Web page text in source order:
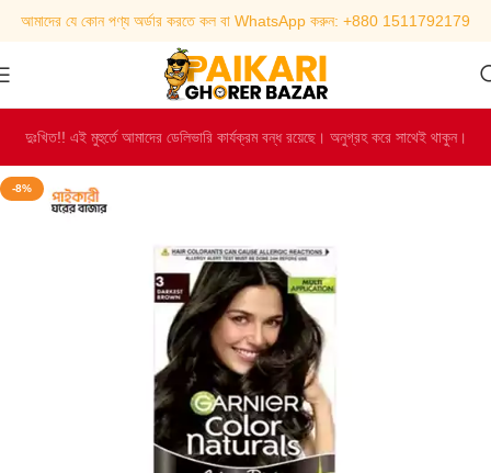
আমাদের যে কোন পণ্য অর্ডার করতে কল বা WhatsApp করুন: +880 1511792179
দুঃখিত!! এই মুহুর্তে আমাদের ডেলিভারি কার্যক্রম বন্ধ রয়েছে। অনুগ্রহ করে সাথেই থাকুন।
-8%